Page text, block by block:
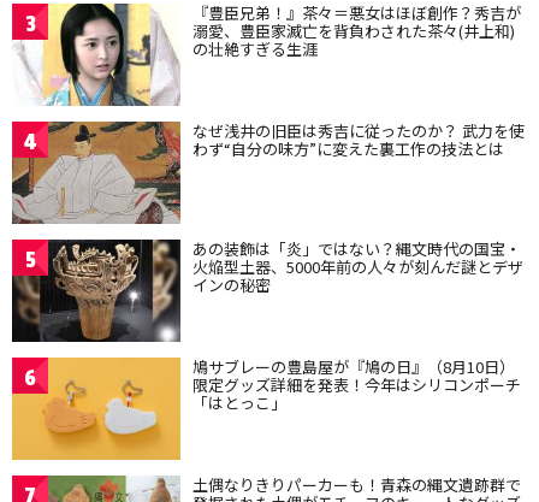
3 『豊臣兄弟！』茶々＝悪女はほぼ創作？秀吉が
溺愛、豊臣家滅亡を背負わされた茶々(井上和)
の壮絶すぎる生涯
4 なぜ浅井の旧臣は秀吉に従ったのか？ 武力を使
わず“自分の味方”に変えた裏工作の技法とは
5 あの装飾は「炎」ではない？縄文時代の国宝・
火焔型土器、5000年前の人々が刻んだ謎とデザ
インの秘密
6 鳩サブレーの豊島屋が『鳩の日』（8月10日）
限定グッズ詳細を発表！今年はシリコンポーチ
「はとっこ」
7 土偶なりきりパーカーも！青森の縄文遺跡群で